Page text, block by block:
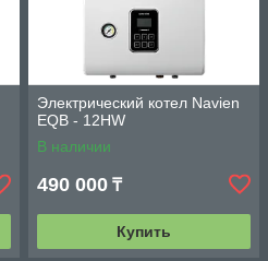
Электрический котел Navien
EQB - 12HW
В наличии
490 000 ₸
Купить